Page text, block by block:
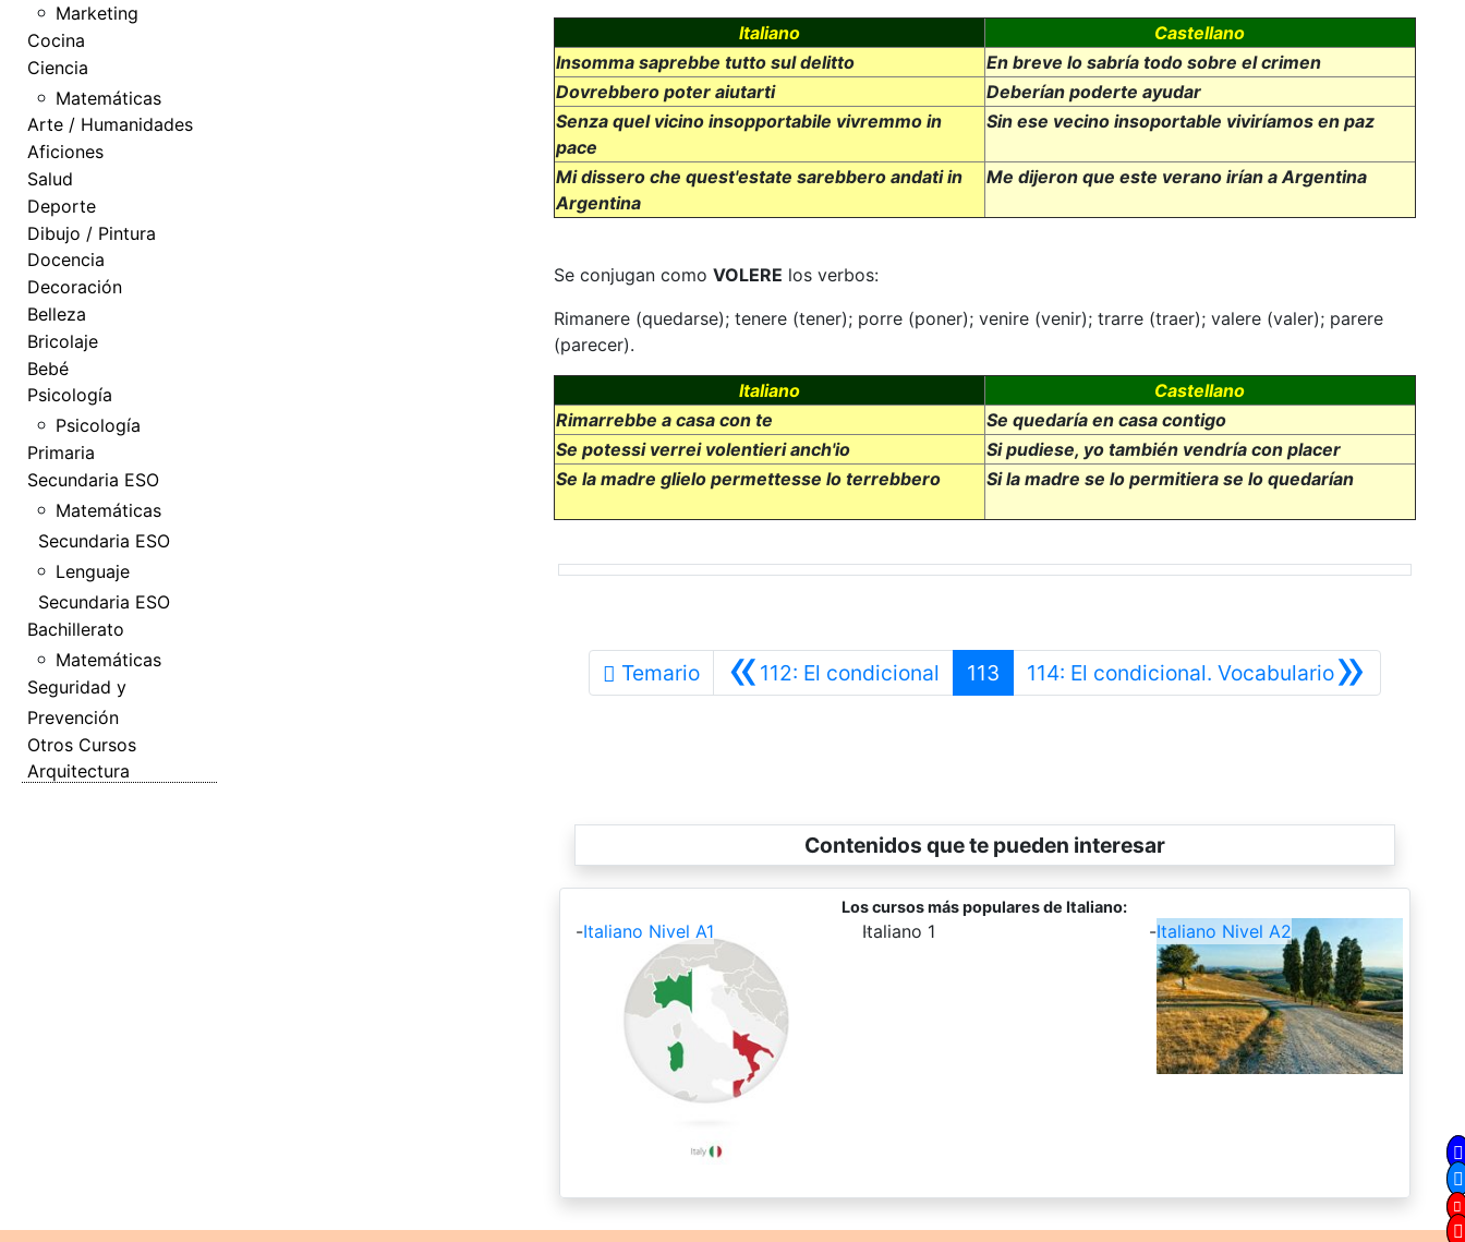
Marketing
Cocina
Ciencia
Matemáticas
Arte / Humanidades
Aficiones
Salud
Deporte
Dibujo / Pintura
Docencia
Decoración
Belleza
Bricolaje
Bebé
Psicología
Psicología
Primaria
Secundaria ESO
Matemáticas
Secundaria ESO
Lenguaje
Secundaria ESO
Bachillerato
Matemáticas
Seguridad y
Prevención
Otros Cursos
Arquitectura
Italiano
Castellano
Insomma saprebbe tutto sul delitto
En breve lo sabría todo sobre el crimen
Dovrebbero poter aiutarti
Deberían poderte ayudar
Senza quel vicino insopportabile vivremmo in
pace
Sin ese vecino insoportable viviríamos en paz
Mi dissero che quest'estate sarebbero andati in
Argentina
Me dijeron que este verano irían a Argentina
Se conjugan como VOLERE los verbos:
Rimanere (quedarse); tenere (tener); porre (poner); venire (venir); trarre (traer); valere (valer); parere
(parecer).
Italiano
Castellano
Rimarrebbe a casa con te
Se quedaría en casa contigo
Se potessi verrei volentieri anch'io
Si pudiese, yo también vendría con placer
Se la madre glielo permettesse lo terrebbero
Si la madre se lo permitiera se lo quedarían
Temario «112: El condicional Anterior
113 »
114: El condicional. VocabularioSiguiente
Contenidos que te pueden interesar
Los cursos más populares de Italiano:
-Italiano Nivel A1 -
Italiano 1 -Italiano Nivel A2